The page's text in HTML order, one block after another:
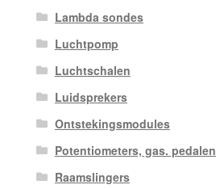
Lambda sondes
Luchtpomp
Luchtschalen
Luidsprekers
Ontstekingsmodules
Potentiometers, gas. pedalen
Raamslingers